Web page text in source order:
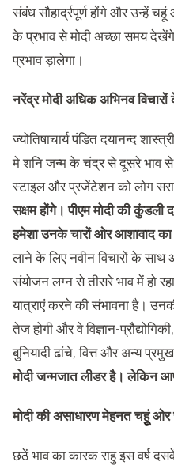
संबंध सौहार्द्रपूर्ण होंगे और उन्‍हें
के प्रभाव से मोदी अच्‍छा समय
प्रभाव ड़ालेगा।
नरेंद्र मोदी अधिक अभिनव
ज्योतिषाचार्य पंडित दयानन्द
मे शनि जन्‍म के चंद्र से दूसरे भाव
स्‍टाइल और प्रजेंटेशन को लोग
सक्षम होंगे। पीएम मोदी की
हमेशा उनके चारों ओर आशावाद का
लाने के लिए नवीन विचारों के
संयोजन लग्‍न से तीसरे भाव में हो
यात्राएं करने की संभावना है।
तेज होगी और वे विज्ञान-
बुनियादी ढांचे, वित्त और अन्य
मोदी जन्मजात लीडर है। लेकिन
मोदी की असाधारण मेहनत चहूुं ओर
छठें भाव का कारक राहु इस वर्ष